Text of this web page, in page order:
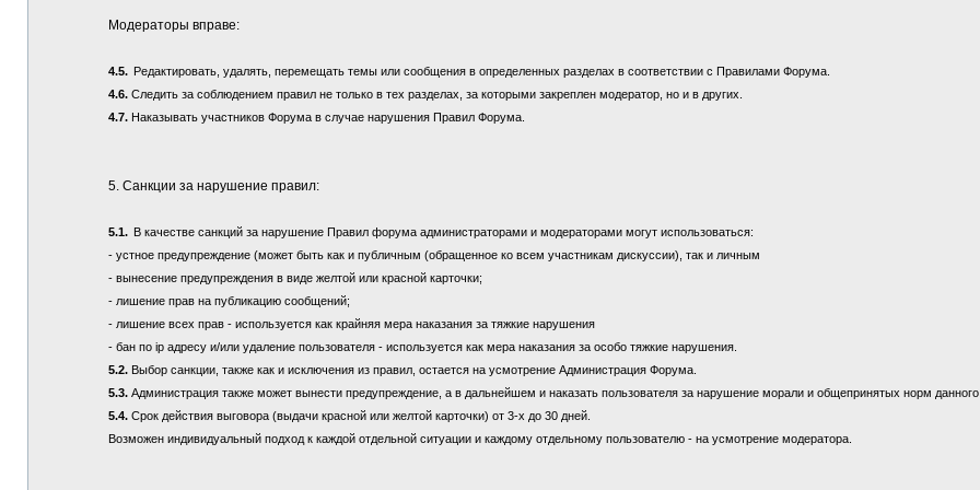
Модераторы вправе:
4.5. Редактировать, удалять, перемещать темы или сообщения в определенных разделах в соответствии с Правилами Форума.
4.6.Следить за соблюдением правил не только в тех разделах, за которыми закреплен модератор, но и в других.
4.7.Наказывать участников Форума в случае нарушения Правил Форума.
5. Санкции за нарушение правил:
5.1. В качестве санкций за нарушение Правил форума администраторами и модераторами могут использоваться:
- устное предупреждение (может быть как и публичным (обращенное ко всем участникам дискуссии), так и личным
- вынесение предупреждения в виде желтой или красной карточки;
- лишение прав на публикацию сообщений;
- лишение всех прав - используется как крайняя мера наказания за тяжкие нарушения
- бан по ip адресу и/или удаление пользователя - используется как мера наказания за особо тяжкие нарушения.
5.2.Выбор санкции, также как и исключения из правил, остается на усмотрение Администрация Форума.
5.3.Администрация также может вынести предупреждение, а в дальнейшем и наказать пользователя за нарушение морали и общепринятых норм
5.4.Срок действия выговора (выдачи красной или желтой карточки) от 3-х до 30 дней.
Возможен индивидуальный подход к каждой отдельной ситуации и каждому отдельному пользователю - на усмотрение модератора.